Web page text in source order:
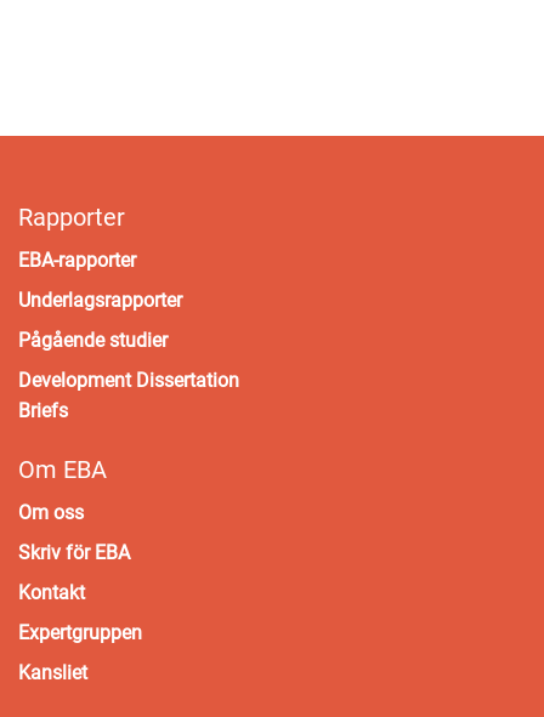
Rapporter
EBA-rapporter
Underlagsrapporter
Pågående studier
Development Dissertation
Briefs
Om EBA
Om oss
Skriv för EBA
Kontakt
Expertgruppen
Kansliet